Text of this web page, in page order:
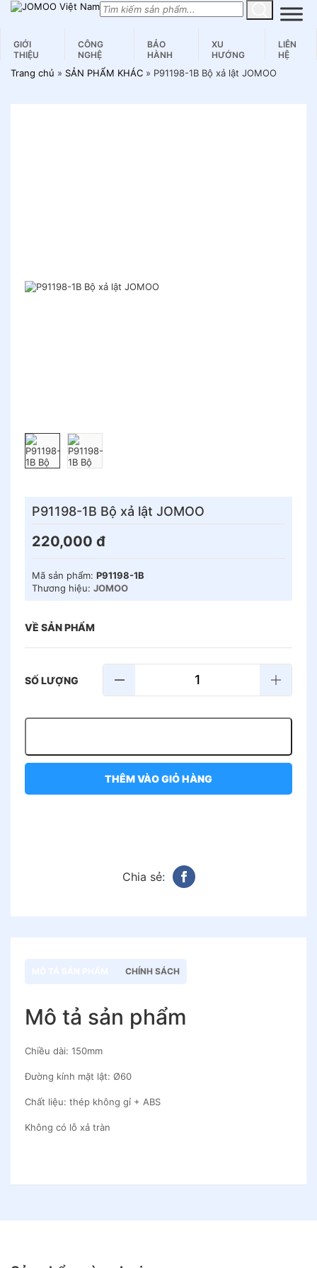
Skip
content
GIỚI
THIỆU
CÔNG
NGHỆ
BẢO
HÀNH
XU
HƯỚNG
LIÊN
HỆ
Trang chủ » SẢN PHẨM KHÁC » P91198-1B Bộ xả lật JOMOO
P91198-1B Bộ xả lật JOMOO
220,000 đ
Mã sản phẩm: P91198-1B
Thương hiệu: JOMOO
VỀ SẢN PHẨM
THÊM VÀO GIỎ HÀNG
Chia sẻ:
CHÍNH SÁCH
Mô tả sản phẩm
Chiều dài: 150mm
Đường kính mặt lật: Ø60
Chất liệu: thép không gỉ + ABS
Không có lỗ xả tràn